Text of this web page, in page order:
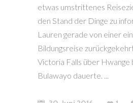
etwas umstrittenes
den Stand der Dinge zu
Lauren gerade von einer
Bildungsreise
Victoria Falls über Hwange
Bulawayo dauerte.